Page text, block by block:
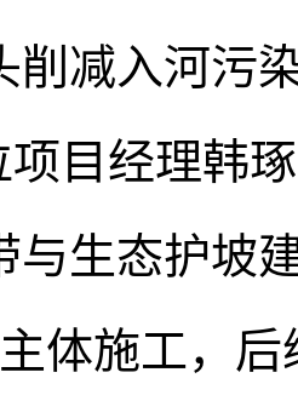
削减入河
项目经理韩
与生态护坡
体施工，